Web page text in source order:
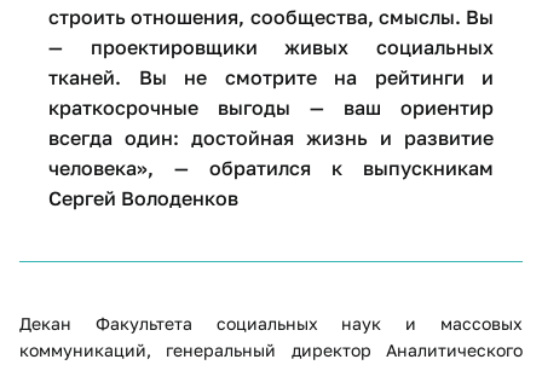
строить отношения, сообщества, смыслы. Вы
— проектировщики живых социальных
тканей. Вы не смотрите на рейтинги и
краткосрочные выгоды — ваш ориентир
всегда один: достойная жизнь и развитие
человека», — обратился к выпускникам
Сергей Володенков
Декан Факультета социальных наук и массовых
коммуникаций, генеральный директор Аналитического